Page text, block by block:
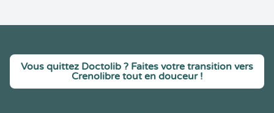
Vous quittez Doctolib ? Faites votre transition vers
Crenolibre tout en douceur !